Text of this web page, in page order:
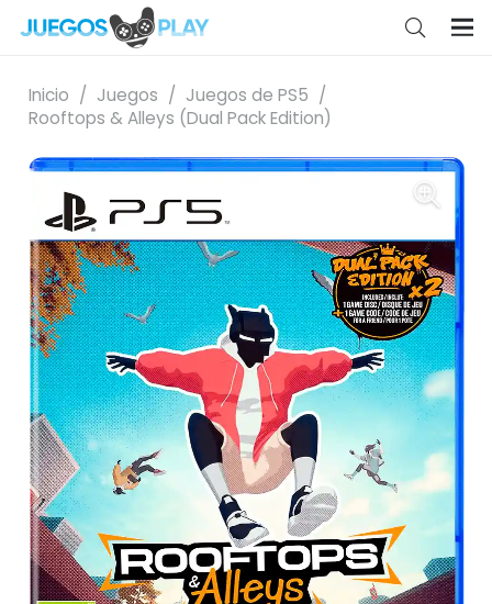
Inicio / Juegos / Juegos de PS5 /
Rooftops & Alleys (Dual Pack Edition)